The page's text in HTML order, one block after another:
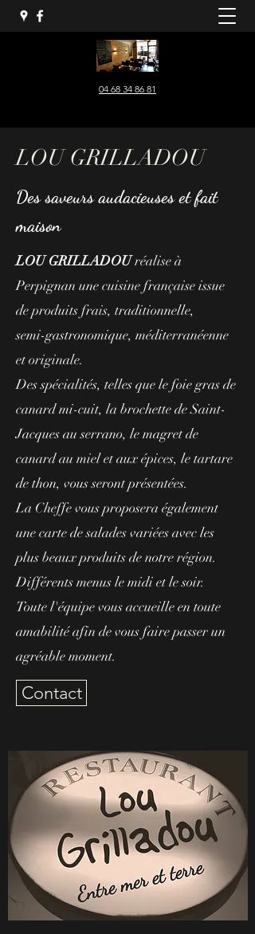
04 68 34 86 81
LOU GRILLADOU
Des saveurs audacieuses et fait
maison
LOU GRILLADOUréalise à
Perpignan une cuisine française issue
de produits frais, traditionnelle,
semi-gastronomique, méditerranéenne
et originale.
Des spécialités, telles que le foie gras de
canard mi-cuit, la brochette de Saint-
Jacques au serrano, le magret de
canard au miel et aux épices, le tartare
de thon, vous seront présentées.
La Cheffe vous proposera également
une carte de salades variées avec les
plus beaux produits de notre région.
Différents menus le midi et le soir.
Toute l'équipe vous accueille en toute
amabilité afin de vous faire passer un
agréable moment.
Contact